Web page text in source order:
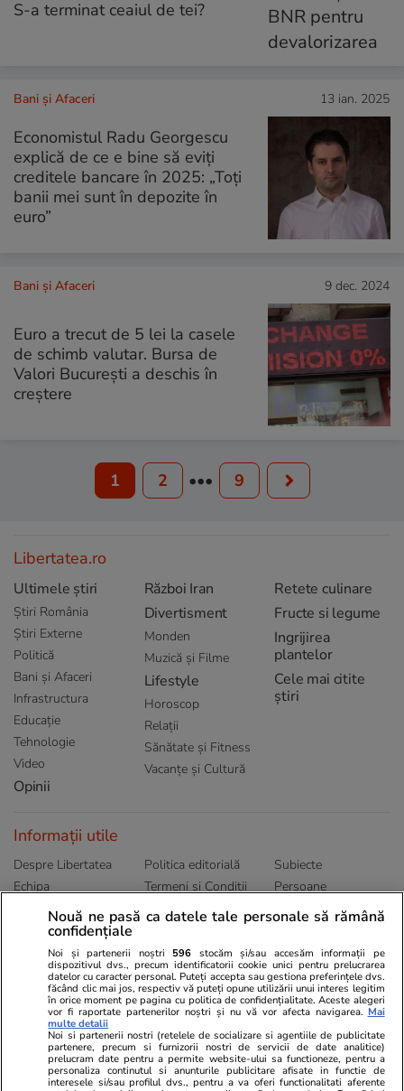
S-a terminat ceaiul de tei?
Bani și Afaceri 13 ian. 2025
Economistul Radu Georgescu
explică de ce e bine să eviți
creditele bancare în 2025: „Toți
banii mei sunt în depozite în
euro”
Bani și Afaceri 9 dec. 2024
Euro a trecut de 5 lei la casele
de schimb valutar. Bursa de
Valori București a deschis în
creștere
1 2 ••• 9
Libertatea.ro
Ultimele știri
Știri România
Știri Externe
Politică
Bani și Afaceri
Infrastructura
Educație
Tehnologie
Video
Opinii
Război Iran
Divertisment
Monden
Muzică și Filme
Lifestyle
Horoscop
Relații
Sănătate și Fitness
Vacanțe și Cultură
Retete culinare
Fructe si legume
Ingrijirea
plantelor
Cele mai citite
știri
Informații utile
Despre Libertatea
Echipa
Publicitate
Politica de
Politica editorială
Termeni și Conditii
Abonamente
Subiecte
Persoane
Sitemap
Ringier România
Libertatea pentru
Unica.ro
Program TV
ELLE
Gazeta Sporturilor
Stiri mondene
Calculator sarcina
Locuri de muncă
Imobiliare.ro
Jobradar24
Imoradar24
Nouă ne pasă ca datele tale personale să rămână
confidențiale
Noi și partenerii noștri 596 stocăm și/sau accesăm informații pe
dispozitivul dvs., precum identificatorii cookie unici pentru prelucrarea
datelor cu caracter personal. Puteți accepta sau gestiona preferințele dvs.
făcând clic mai jos, respectiv vă puteți opune utilizării unui interes legitim
în orice moment pe pagina cu politica de confidențialitate. Aceste alegeri
vor fi raportate partenerilor noștri și nu vă vor afecta navigarea. Mai
multe detalii
Noi si partenerii nostri (retelele de socializare si agentiile de publicitate
partenere, precum si furnizorii nostri de servicii de date analitice)
prelucram date pentru a permite website-ului sa functioneze, pentru a
personaliza continutul si anunturile publicitare afisate in functie de
interesele si/sau profilul dvs., pentru a va oferi functionalitati aferente